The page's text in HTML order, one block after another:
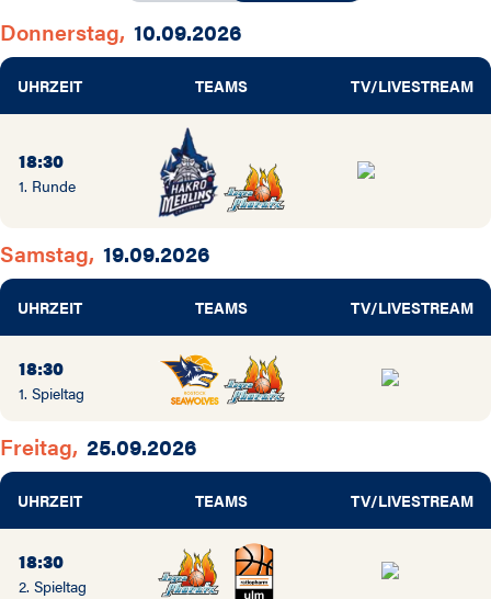
Donnerstag, 10.09.2026
UHRZEIT TEAMS TV/LIVESTREAM
18:30
1. Runde
Samstag, 19.09.2026
UHRZEIT TEAMS TV/LIVESTREAM
18:30
1. Spieltag
Freitag, 25.09.2026
UHRZEIT TEAMS TV/LIVESTREAM
18:30
2. Spieltag